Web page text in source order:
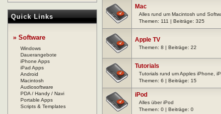
Quick Links
» Software
Windows
Dauerangebote
iPhone Apps
iPad Apps
Android
Macintosh
Audiosoftware
PDA / Handy / Navi
Portable Apps
Scripts & Templates
Mac
Alles rund um Macintosh und
Themen: 111 | Beiträge: 325
Apple TV
Themen: 8 | Beiträge: 22
Tutorials
Tutorials rund um Apples iPhone,
Themen: 6 | Beiträge: 15
iPod
Alles über iPod
Themen: 0 | Beiträge: 0